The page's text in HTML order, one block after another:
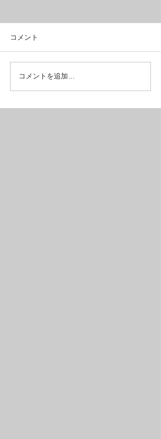
フルリジッドMTB？グラ
ベルクロス？
コメント
コメントを追加…